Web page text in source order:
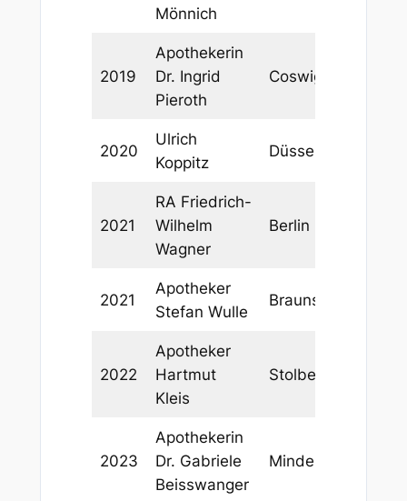
Mönnich
2019
Apothekerin
Dr. Ingrid
Pieroth
Coswig
2020
Ulrich
Koppitz
Düsseldorf
2021
RA Friedrich-
Wilhelm
Wagner
Berlin
2021
Apotheker
Stefan Wulle
Braunschweig
2022
Apotheker
Hartmut
Kleis
Stolberg
2023
Apothekerin
Dr. Gabriele
Beisswanger
Minden